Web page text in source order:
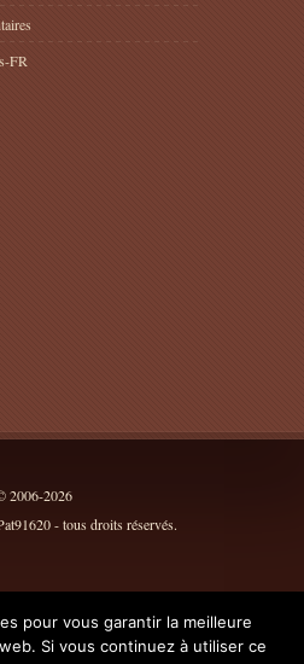
FR
2006-2026
- tous droits réservés.
pour vous garantir la meilleure
Si vous continuez à utiliser ce